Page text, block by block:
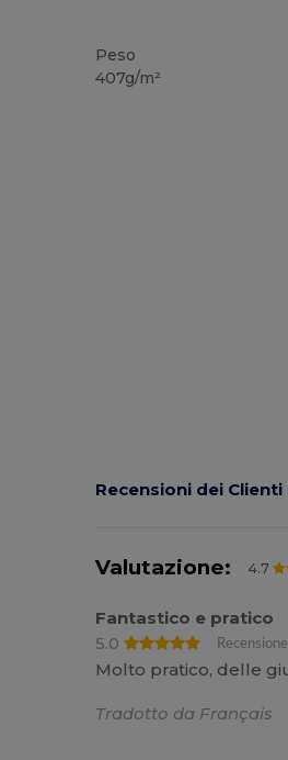
Peso
407g/m²
Recensioni dei
Valutazione: 4.7
Fantastico e pratico
5.0
Molto pratico, delle
Tradotto da Français